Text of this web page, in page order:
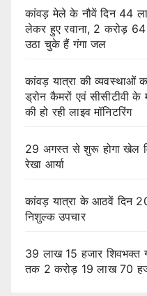
कांवड़ मेले के नौवें दिन 44
लेकर हुए रवाना, 2 करोड़
उठा चुके हैं गंगा जल
कांवड़ यात्रा की व्यवस्थाओं
ड्रोन कैमरों एवं सीसीटीवी के
की हो रही लाइव मॉनिटरिंग
29 अगस्त से शुरू होगा खेल
रेखा आर्या
कांवड़ यात्रा के आठवें दिन
निशुल्क उपचार
39 लाख 15 हजार
तक 2 करोड़ 19 लाख 70